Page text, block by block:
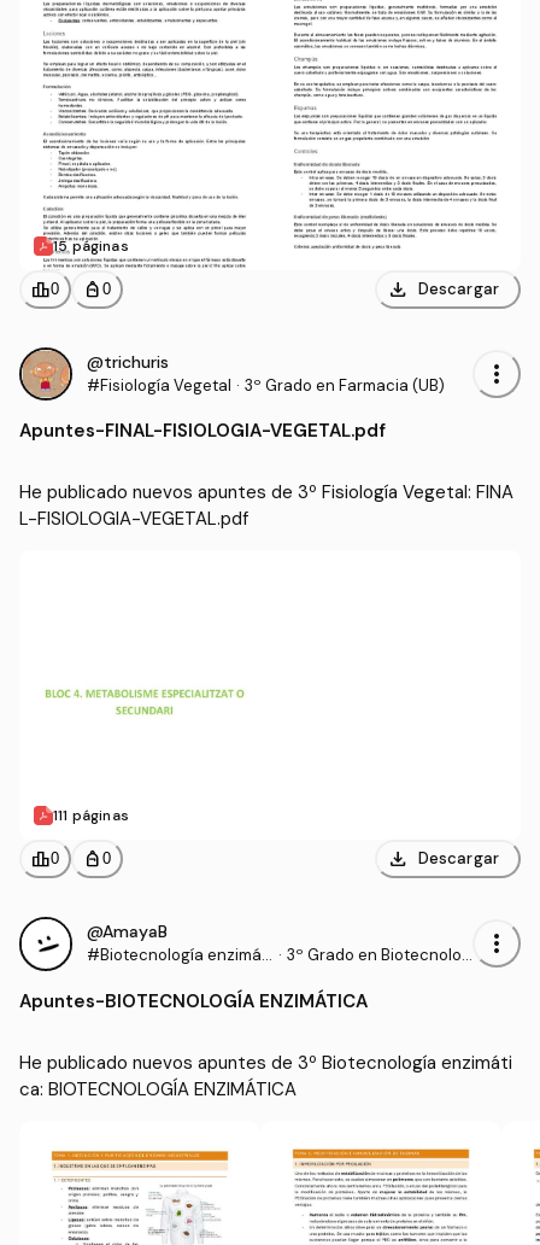
sostenible que beneficie tanto a los agricultores como a la
salud del planeta.
15 páginas
leaderboard0 personal_bag 0 download Descargar
@trichuris
#Fisiología Vegetal · 3º Grado en Farmacia (UB) more_vert
Apuntes-FINAL-FISIOLOGIA-VEGETAL.pdf
He publicado nuevos apuntes de 3º Fisiología Vegetal: FINA
L-FISIOLOGIA-VEGETAL.pdf
111 páginas
leaderboard0 personal_bag 0 download Descargar
@AmayaB
#Biotecnología enzimáti · 3º Grado en Biotecnolog
more_vert
Apuntes-BIOTECNOLOGÍA ENZIMÁTICA
He publicado nuevos apuntes de 3º Biotecnología enzimáti
ca: BIOTECNOLOGÍA ENZIMÁTICA